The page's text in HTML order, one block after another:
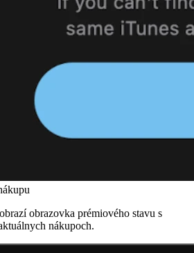
obrazovka prémiového stavu s
nákupoch.